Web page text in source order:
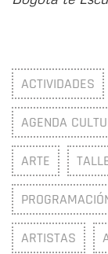
ACTIVIDADES
AGENDA
ARTE
ARTISTAS